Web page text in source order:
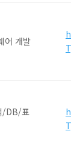
어 개발
/DB/표